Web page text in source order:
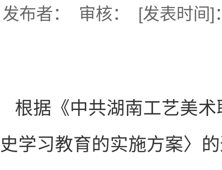
发布者： 审核： [发表时间
根据《中共湖南工艺美
史学习教育的实施方案〉